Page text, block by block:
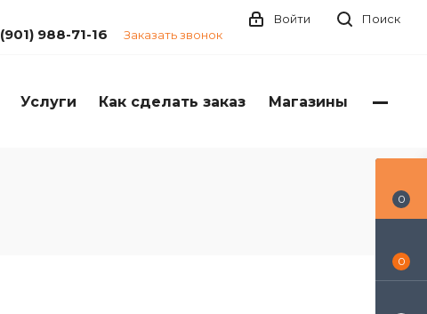
Поиск
Войти
988-71-16 Заказать звонок
Услуги Как сделать заказ Магазины
0
0